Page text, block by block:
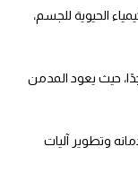
الحيوية للجسم،
حيث يعود المدمن
وتطوير آليات